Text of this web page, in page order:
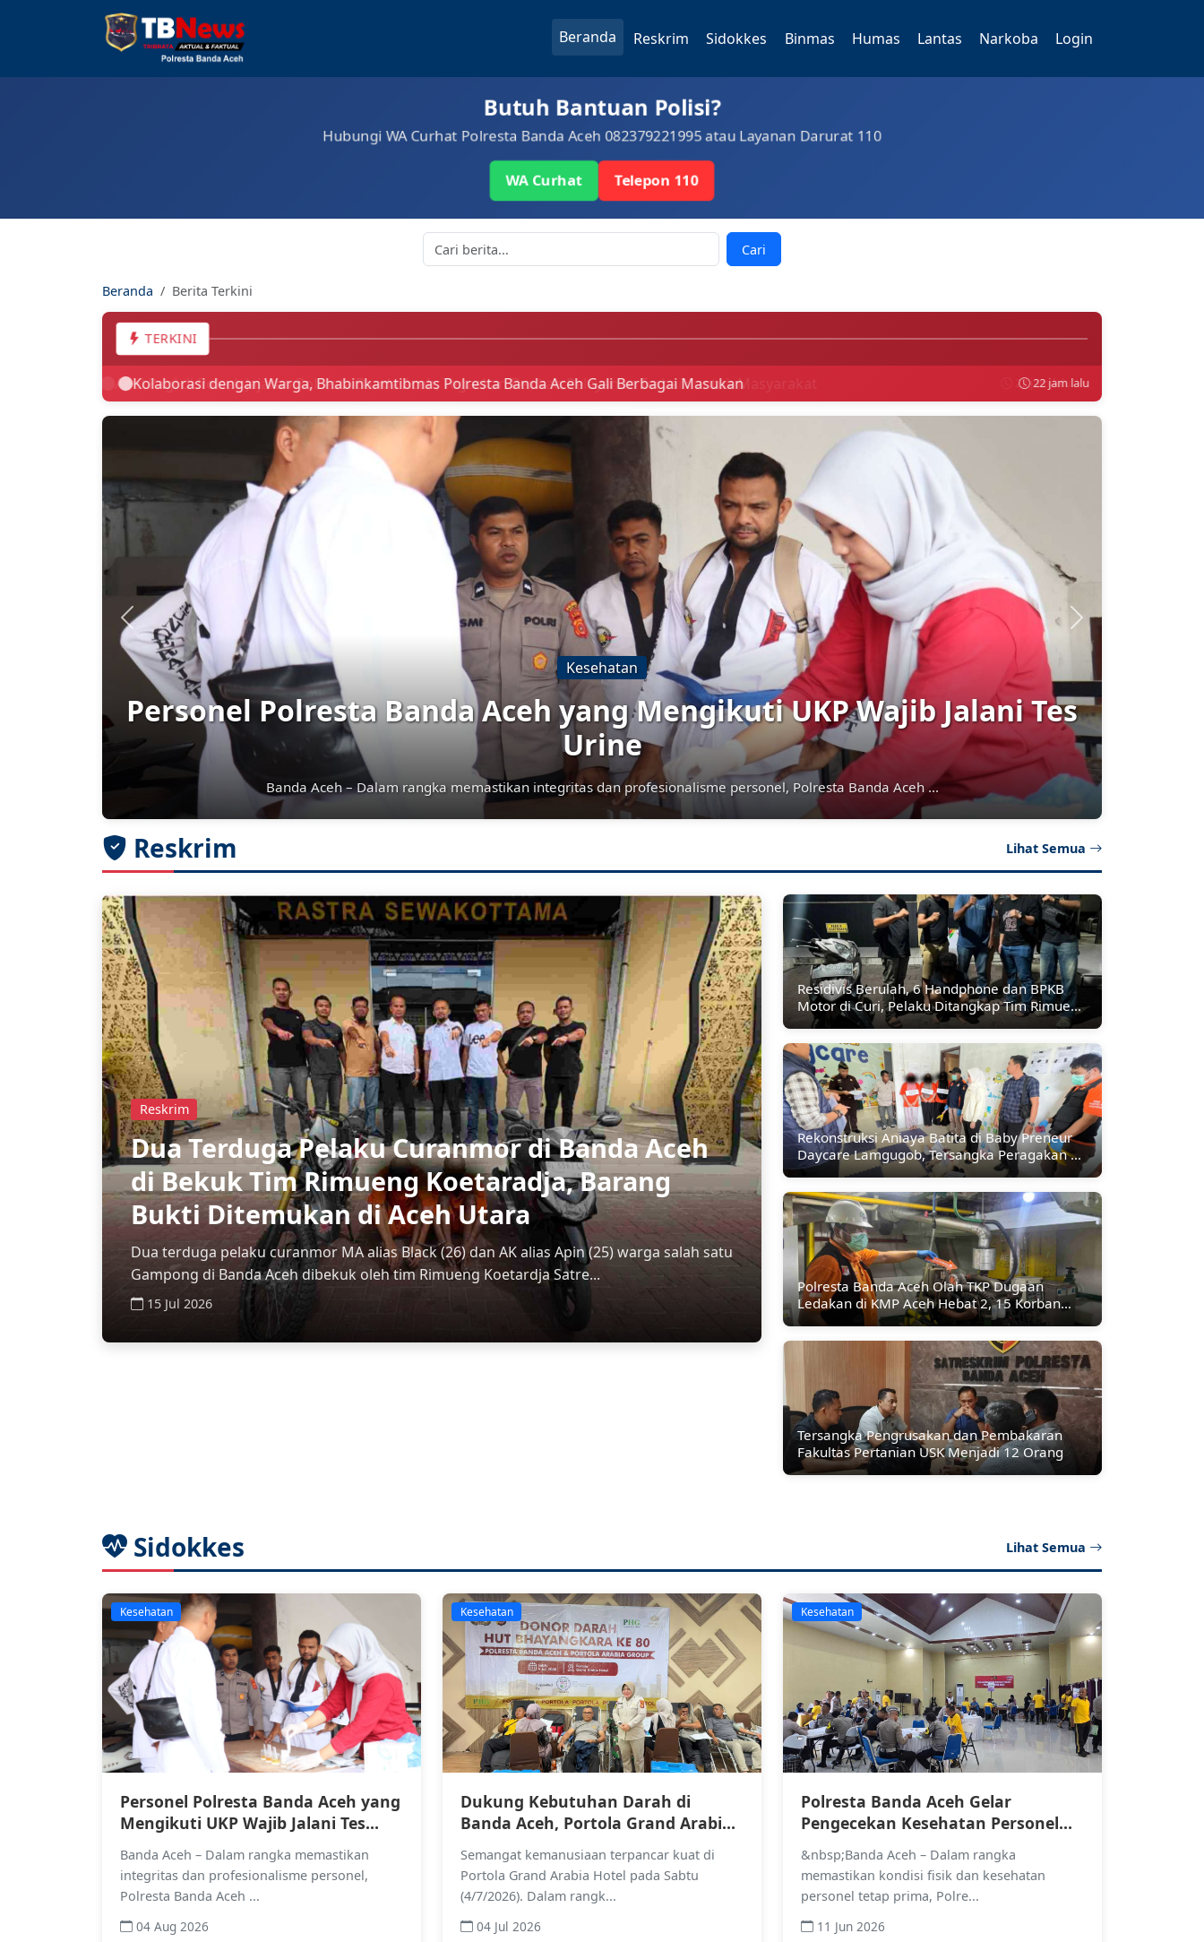
Tribratanews Polresta Banda Aceh - Portal Berita Kepolisian Kota
Beranda Reskrim Sidokkes Binmas Humas Lantas Narkoba Login
Butuh Bantuan Polisi?
Hubungi WA Curhat Polresta Banda Aceh 082379221995 atau Layanan Darurat 110
WA Curhat Telepon 110
Cari
Beranda Berita Terkini
TERKINI
Apel Pagi di Polsek Jajaran Polresta Banda Aceh, Tegaskan Berikan Pelayanan Terbaik untuk Masyarakat 22 jam lalu
Humas
Polisi RW Polresta Banda Aceh Dituntut Untuk Mendorong Peran
Aktif Masyarakat Dalam Memberikan Informasi
Polisi RW Polresta Banda Aceh terus didorong untuk meningkatkan peran sebagai ujung tombak kepolisia...
Previous Next
Reskrim Lihat Semua
Reskrim
Dua Terduga Pelaku Curanmor di Banda Aceh
di Bekuk Tim Rimueng Koetaradja, Barang
Bukti Ditemukan di Aceh Utara
Dua terduga pelaku curanmor MA alias Black (26) dan AK alias Apin (25) warga salah satu
Gampong di Banda Aceh dibekuk oleh tim Rimueng Koetardja Satre...
15 Jul 2026
Residivis Berulah, 6 Handphone dan BPKB
Motor di Curi, Pelaku Ditangkap Tim Rimueng
Koetaradja
Rekonstruksi Aniaya Batita di Baby Preneur
Daycare Lamgugob, Tersangka Peragakan 62
Adegan
Polresta Banda Aceh Olah TKP Dugaan
Ledakan di KMP Aceh Hebat 2, 15 Korban
Mengalami Luka Bakar
Tersangka Pengrusakan dan Pembakaran
Fakultas Pertanian USK Menjadi 12 Orang
Sidokkes Lihat Semua
Kesehatan
Personel Polresta Banda Aceh yang
Mengikuti UKP Wajib Jalani Tes
Banda Aceh – Dalam rangka memastikan
integritas dan profesionalisme personel,
Polresta Banda Aceh ...
04 Aug 2026
Kesehatan
Dukung Kebutuhan Darah di
Banda Aceh, Portola Grand Arabia
Polresta
Semangat kemanusiaan terpancar kuat di
Portola Grand Arabia Hotel pada Sabtu
(4/7/2026). Dalam rangk...
04 Jul 2026
Kesehatan
Polresta Banda Aceh Gelar
Pengecekan Kesehatan Personel
&nbsp;Banda Aceh – Dalam rangka
memastikan kondisi fisik dan kesehatan
personel tetap prima, Polre...
11 Jun 2026